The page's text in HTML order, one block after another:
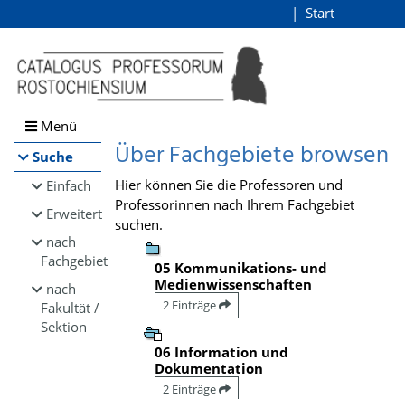
Browsen
direkt zum Inhalt
Start
Menü
Suche
Einfach
Erweitert
nach
Fachgebiet
nach
Fakultät /
Sektion
Über Fachgebiete browsen
Hier können Sie die Professoren und
Professorinnen nach Ihrem Fachgebiet
suchen.
05 Kommunikations- und
Medienwissenschaften
2 Einträge
06 Information und
Dokumentation
2 Einträge